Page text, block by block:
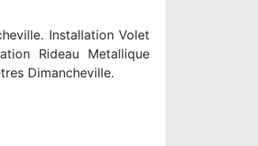
Installation Volet
Rideau Metallique
Dimancheville.